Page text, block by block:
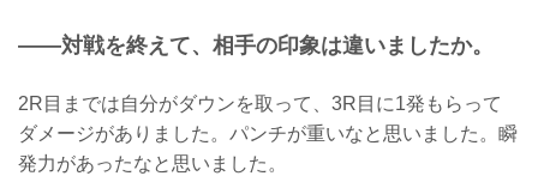
——対戦を終えて、相手の印象は違いましたか。
2R目までは自分がダウンを取って、3R目に1発もらって
ダメージがありました。パンチが重いなと思いました。瞬
発力があったなと思いました。